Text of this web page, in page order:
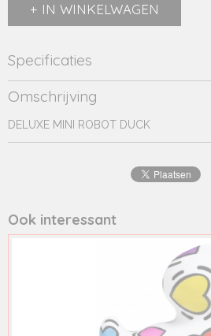
IN WINKELWAGEN
Specificaties
Productcode
OK-BUD1438
EAN code
9326889025851
Omschrijving
DELUXE MINI ROBOT DUCK
Ook interessant